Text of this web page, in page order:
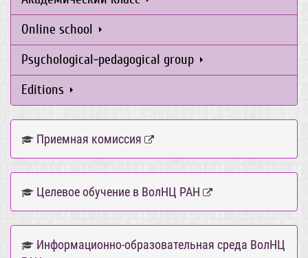
Online school
Psychological-pedagogical group
Editions
Приемная комиссия
Целевое обучение в ВолНЦ РАН
Информационно-образовательная среда ВолНЦ